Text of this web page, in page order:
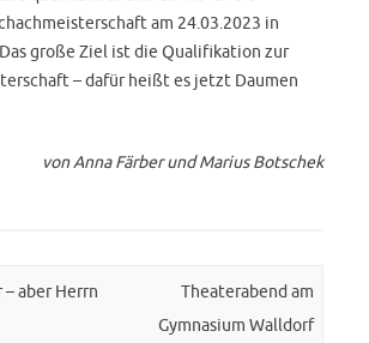
am 24.03.2023 in
große Ziel ist die Qualifikation zur
– dafür heißt es jetzt Daumen
von Anna Färber und Marius Botschek
aber Herrn
Theaterabend am
Gymnasium Walldorf